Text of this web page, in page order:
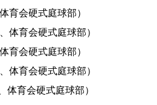
育会硬式庭球部）
体育会硬式庭球部）
育会硬式庭球部）
体育会硬式庭球部）
体育会硬式庭球部）